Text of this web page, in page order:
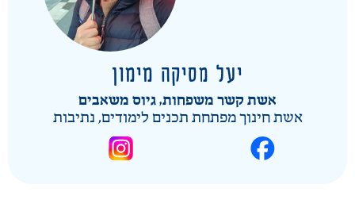
יעל מסיקה מימון
אשת קשר משפחות, גיוס משאבים
אשת חינוך מפתחת תכנים לימודים, נתיבות